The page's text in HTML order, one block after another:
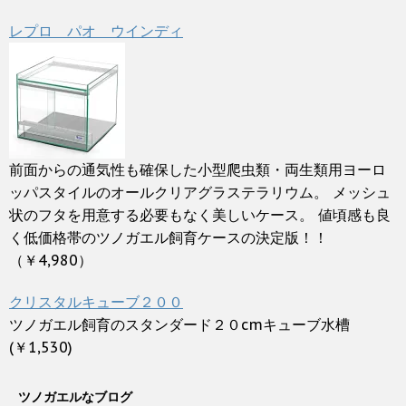
レプロ パオ ウインディ
前面からの通気性も確保した小型爬虫類・両生類用ヨーロ
ッパスタイルのオールクリアグラステラリウム。 メッシュ
状のフタを用意する必要もなく美しいケース。 値頃感も良
く低価格帯のツノガエル飼育ケースの決定版！！
（￥4,980）
クリスタルキューブ２００
ツノガエル飼育のスタンダード２０cmキューブ水槽
(￥1,530)
ツノガエルなブログ